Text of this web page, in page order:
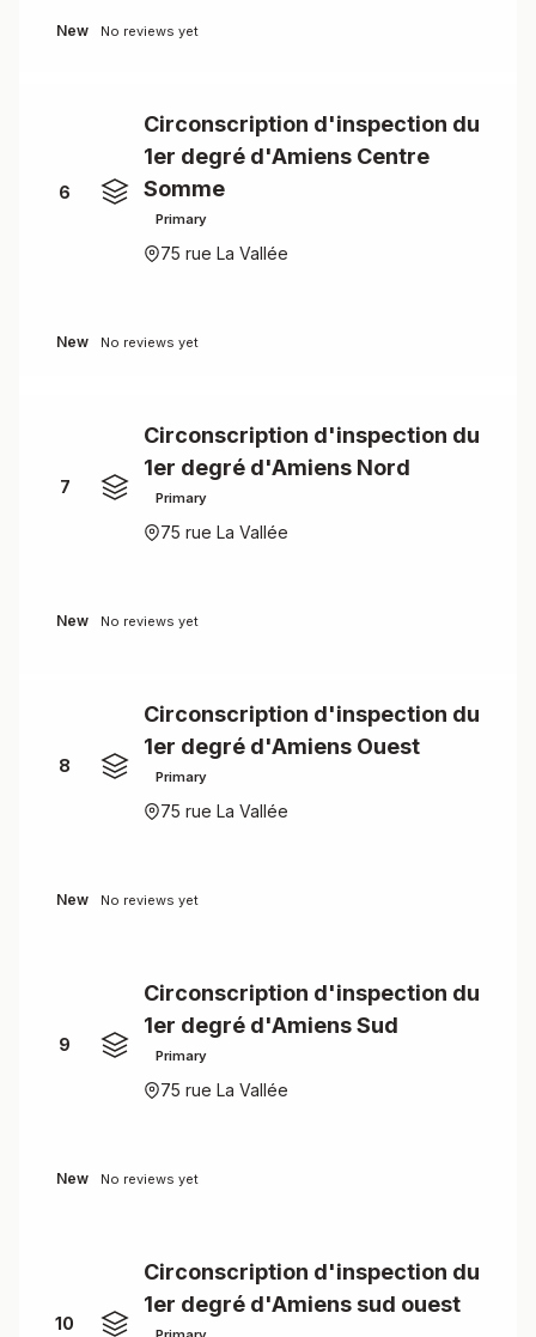
New No reviews yet
6
Circonscription d'inspection du
1er degré d'Amiens Centre
Somme
Primary
75 rue La Vallée
New No reviews yet
7
Circonscription d'inspection du
1er degré d'Amiens Nord
Primary
75 rue La Vallée
New No reviews yet
8
Circonscription d'inspection du
1er degré d'Amiens Ouest
Primary
75 rue La Vallée
New No reviews yet
9
Circonscription d'inspection du
1er degré d'Amiens Sud
Primary
75 rue La Vallée
New No reviews yet
10
Circonscription d'inspection du
1er degré d'Amiens sud ouest